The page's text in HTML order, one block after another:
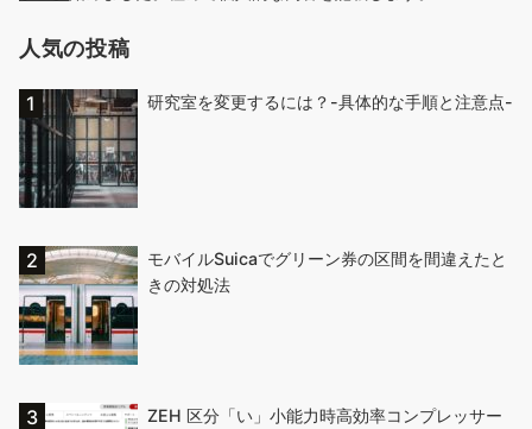
人気の投稿
研究室を変更するには？-具体的な手順と注意点-
モバイルSuicaでグリーン券の区間を間違えたと
きの対処法
ZEH 区分「い」小能力時高効率コンプレッサー